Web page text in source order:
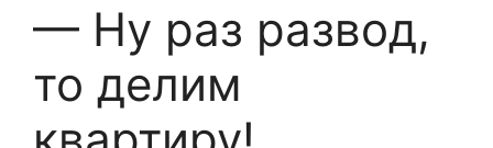
— Ну раз развод,
то делим